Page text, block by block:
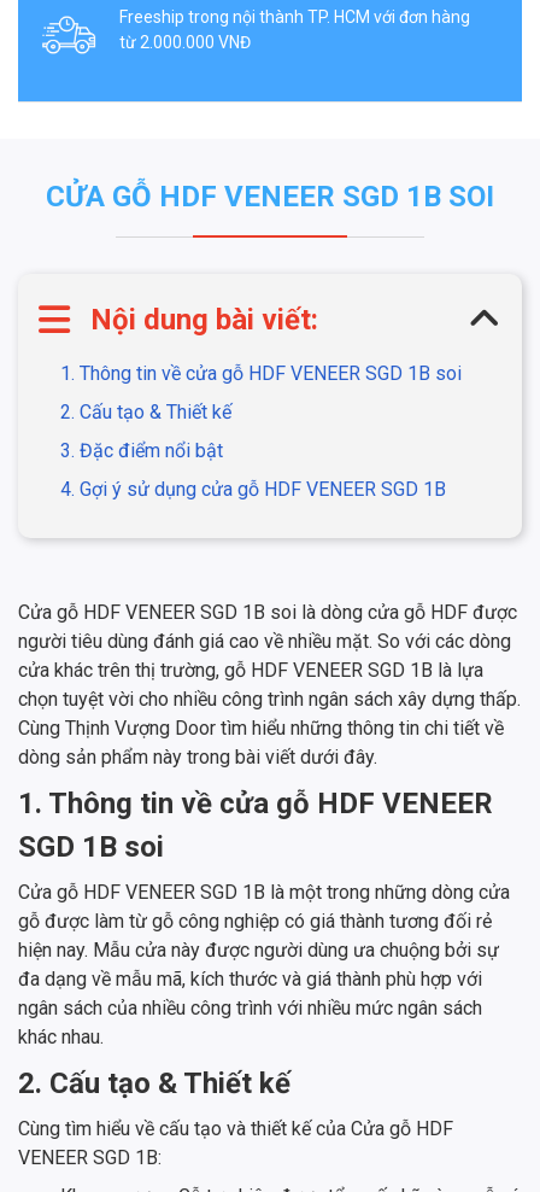
Freeship trong nội thành TP. HCM với đơn hàng
từ 2.000.000 VNĐ
CỬA GỖ HDF VENEER SGD 1B SOI
Nội dung bài viết:
1. Thông tin về cửa gỗ HDF VENEER SGD 1B soi
2. Cấu tạo & Thiết kế
3. Đặc điểm nổi bật
4. Gợi ý sử dụng cửa gỗ HDF VENEER SGD 1B
Cửa gỗ HDF VENEER SGD 1B soi là dòng cửa gỗ HDF được
người tiêu dùng đánh giá cao về nhiều mặt. So với các dòng
cửa khác trên thị trường, gỗ HDF VENEER SGD 1B là lựa
chọn tuyệt vời cho nhiều công trình ngân sách xây dựng thấp.
Cùng Thịnh Vượng Door tìm hiểu những thông tin chi tiết về
dòng sản phẩm này trong bài viết dưới đây.
1. Thông tin về cửa gỗ HDF VENEER
SGD 1B soi
Cửa gỗ HDF VENEER SGD 1B là một trong những dòng cửa
gỗ được làm từ gỗ công nghiệp có giá thành tương đối rẻ
hiện nay. Mẫu cửa này được người dùng ưa chuộng bởi sự
đa dạng về mẫu mã, kích thước và giá thành phù hợp với
ngân sách của nhiều công trình với nhiều mức ngân sách
khác nhau.
2. Cấu tạo & Thiết kế
Cùng tìm hiểu về cấu tạo và thiết kế của Cửa gỗ HDF
VENEER SGD 1B: